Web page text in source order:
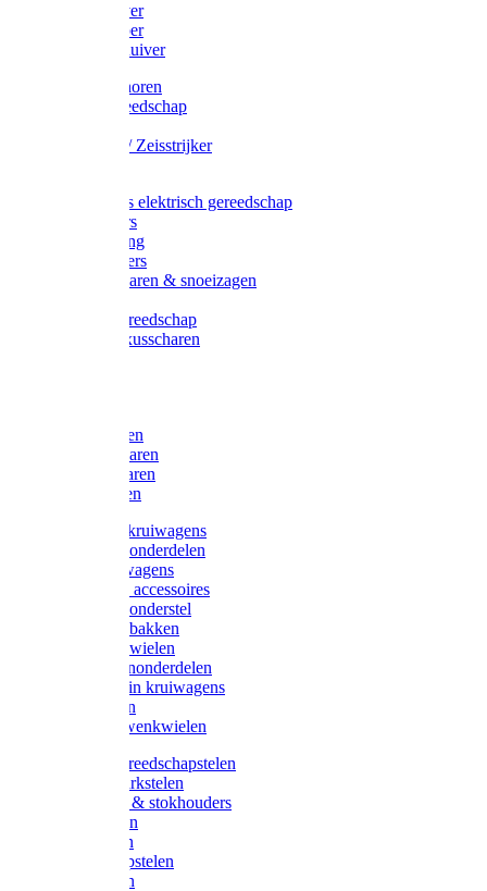
Mestschuiver
Mestschraper
Sneeuwschuiver
Zeis toebehoren
Baggergereedschap
Wetstenen / Zeisstrijker
Accessoires elektrisch gereedschap
Grasmaaiers
Tuinreiniging
Robotmaaiers
Heggenscharen & snoeizagen
Klussen gereedschap
Gras & buxusscharen
Snoeischaren
Heggenscharen
Takkenscharen
Snoeimessen
Landbouwkruiwagens
Kruiwagenonderdelen
Bouwkruiwagens
Kruiwagen accessoires
Kruiwagenonderstel
Kruiwagenbakken
Kruiwagenwielen
Steekwagenonderdelen
Huis en Tuin kruiwagens
Steekwagen
Bok- en Zwenkwielen
Overige gereedschapstelen
Bezem-/Harkstelen
Handvaten & stokhouders
Hamerstelen
Spadestelen
Graanschopstelen
Schopstelen